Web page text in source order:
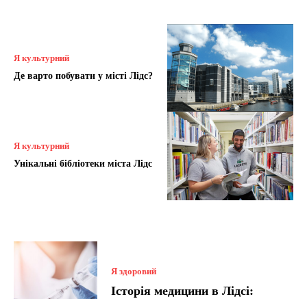
Я культурний
Де варто побувати у місті Лідс?
Я культурний
Унікальні бібліотеки міста Лідс
Я здоровий
Історія медицини в Лідсі: